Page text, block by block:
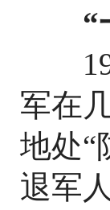
“
军在
地处“
退军